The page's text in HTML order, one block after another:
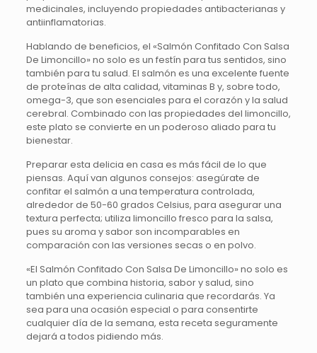
medicinales, incluyendo propiedades antibacterianas y
antiinflamatorias.
Hablando de beneficios, el «Salmón Confitado Con Salsa
De Limoncillo» no solo es un festín para tus sentidos, sino
también para tu salud. El salmón es una excelente fuente
de proteínas de alta calidad, vitaminas B y, sobre todo,
omega-3, que son esenciales para el corazón y la salud
cerebral. Combinado con las propiedades del limoncillo,
este plato se convierte en un poderoso aliado para tu
bienestar.
Preparar esta delicia en casa es más fácil de lo que
piensas. Aquí van algunos consejos: asegúrate de
confitar el salmón a una temperatura controlada,
alrededor de 50-60 grados Celsius, para asegurar una
textura perfecta; utiliza limoncillo fresco para la salsa,
pues su aroma y sabor son incomparables en
comparación con las versiones secas o en polvo.
«El Salmón Confitado Con Salsa De Limoncillo» no solo es
un plato que combina historia, sabor y salud, sino
también una experiencia culinaria que recordarás. Ya
sea para una ocasión especial o para consentirte
cualquier día de la semana, esta receta seguramente
dejará a todos pidiendo más.